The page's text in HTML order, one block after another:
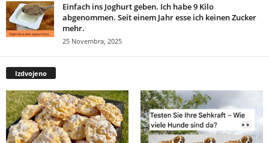
Einfach ins Joghurt geben. Ich habe 9 Kilo
abgenommen. Seit einem Jahr esse ich keinen Zucker
mehr.
25 Novembra, 2025
Izdvojeno